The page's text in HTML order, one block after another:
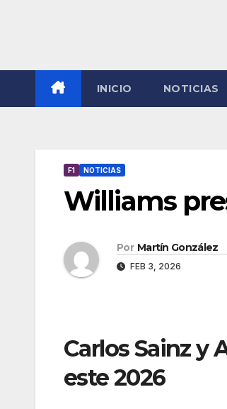
INICIO NOTICIAS
F1 NOTICIAS
Williams
Por Martín González
FEB 3, 2026
Carlos Sainz y
este 2026